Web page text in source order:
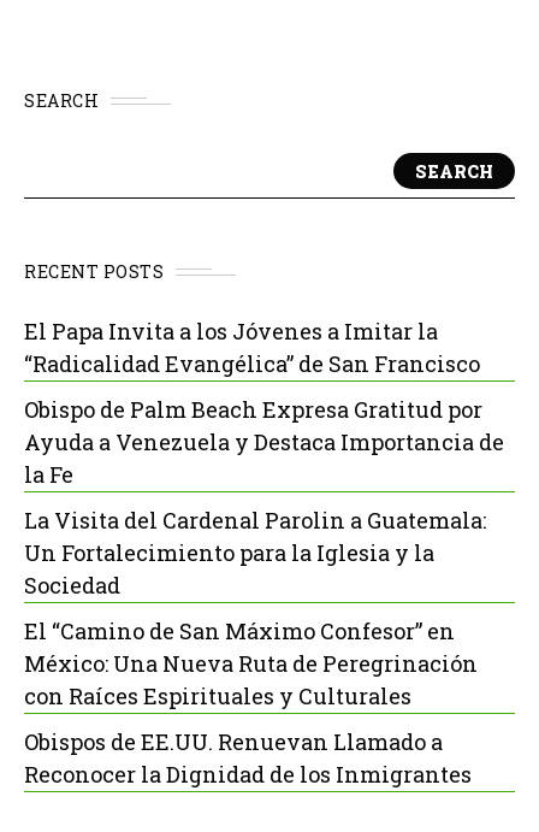
SEARCH
SEARCH
RECENT POSTS
El Papa Invita a los Jóvenes a Imitar la
“Radicalidad Evangélica” de San Francisco
Obispo de Palm Beach Expresa Gratitud por
Ayuda a Venezuela y Destaca Importancia de
la Fe
La Visita del Cardenal Parolin a Guatemala:
Un Fortalecimiento para la Iglesia y la
Sociedad
El “Camino de San Máximo Confesor” en
México: Una Nueva Ruta de Peregrinación
con Raíces Espirituales y Culturales
Obispos de EE.UU. Renuevan Llamado a
Reconocer la Dignidad de los Inmigrantes